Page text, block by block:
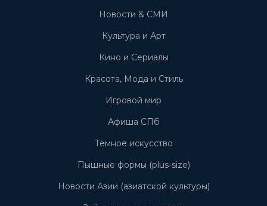
Новости & СМИ
Культура и Арт
Кино и Сериалы
Красота, Мода и Стиль
Игровой мир
Афиша СПб
Тёмное искусство
Пышные формы (plus-size)
Новости Азии (азиатской культуры)